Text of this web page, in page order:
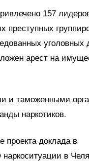
157
преступных
уголовных
арест на
и таможенными
наркотиков.
проекта доклада в
в